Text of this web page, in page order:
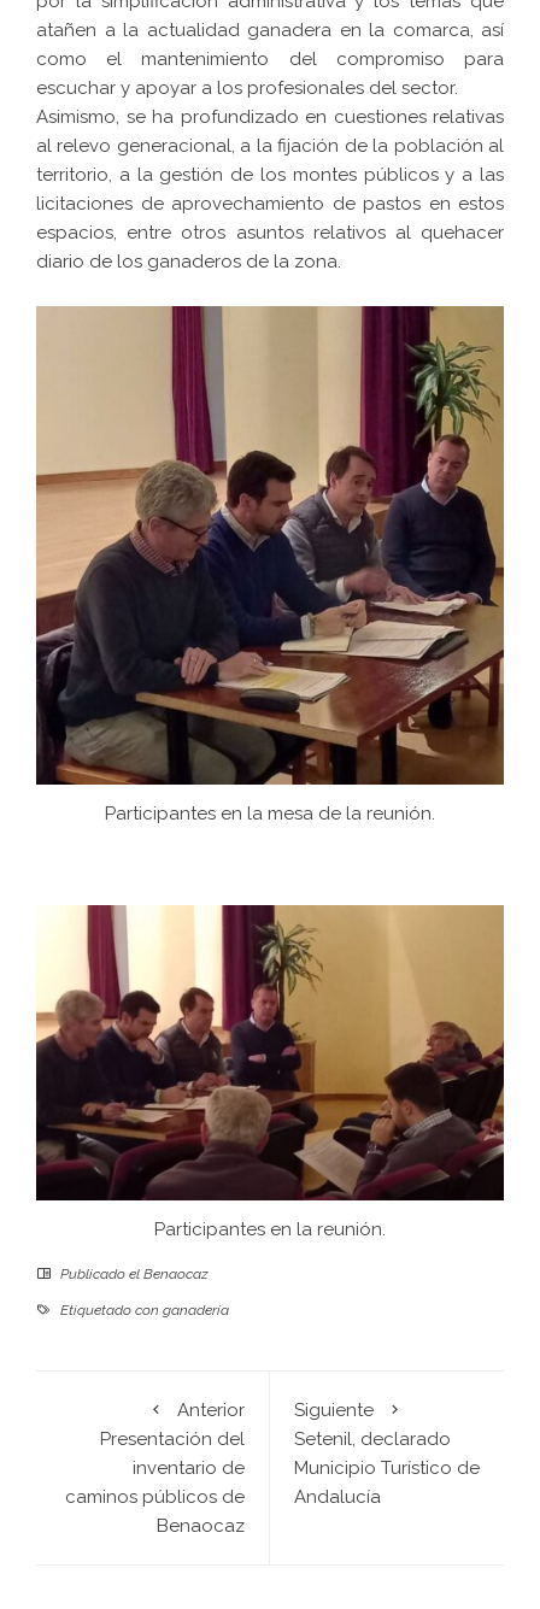
atañen a la actualidad ganadera en la comarca, así
como el mantenimiento del compromiso para
escuchar y apoyar a los profesionales del sector.
Asimismo, se ha profundizado en cuestiones relativas
al relevo generacional, a la fijación de la población al
territorio, a la gestión de los montes públicos y a las
licitaciones de aprovechamiento de pastos en estos
espacios, entre otros asuntos relativos al quehacer
diario de los ganaderos de la zona.
Participantes en la mesa de la reunión.
Participantes en la reunión.
Publicado el Benaocaz
Etiquetado con ganadería
Anterior
Presentación del
inventario de
caminos públicos de
Benaocaz
Siguiente
Setenil, declarado
Municipio Turístico de
Andalucía